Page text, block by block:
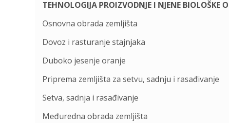
TEHNOLOGIJA PROIZVODNJE I NJENE BIOLOŠKE
Osnovna obrada zemljišta
Dovoz i rasturanje stajnjaka
Duboko jesenje oranje
Priprema zemljišta za setvu, sadnju i rasađivanje
Setva, sadnja i rasađivanje
Međuredna obrada zemljišta